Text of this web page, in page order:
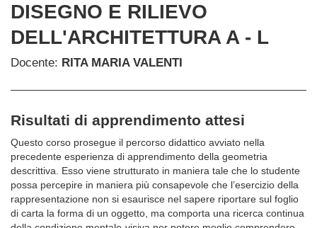
DISEGNO E RILIEVO
DELL'ARCHITETTURA A - L
Docente: RITA MARIA VALENTI
Risultati di apprendimento attesi
Questo corso prosegue il percorso didattico avviato nella
precedente esperienza di apprendimento della geometria
descrittiva. Esso viene strutturato in maniera tale che lo studente
possa percepire in maniera più consapevole che l’esercizio della
rappresentazione non si esaurisce nel sapere riportare sul foglio
di carta la forma di un oggetto, ma comporta una ricerca continua